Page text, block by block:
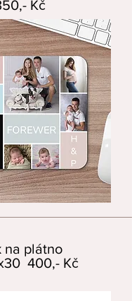
Kč
na plátno
400,- Kč